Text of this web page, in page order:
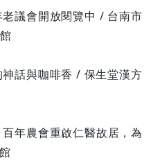
議會開放閱覽中 / 台南市
話與咖啡香 / 保生堂漢方
年農會重啟仁醫故居，為